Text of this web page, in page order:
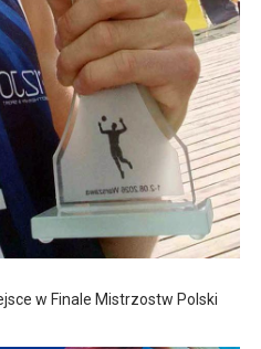
w Finale Mistrzostw Polski